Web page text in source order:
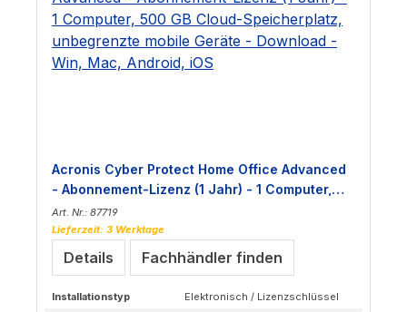
Acronis Cyber Protect Home Office Advanced
- Abonnement-Lizenz (1 Jahr) - 1 Computer,
500 GB Cloud-Speicherplatz, unbegrenzte
mobile Geräte - Download - Win, Mac, Android,
iOS
Art. Nr.: 87719
Lieferzeit: 3 Werktage
Details Fachhändler finden
Installationstyp
Elektronisch / Lizenzschlüssel